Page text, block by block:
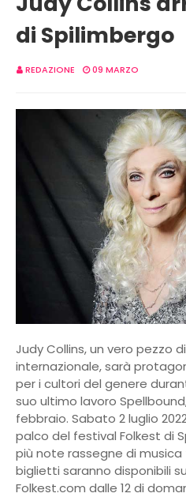
di Spilimbergo
REDAZIONE 09 MARZO
Judy Collins, un vero pezzo
internazionale, sarà
per i cultori del genere
suo ultimo lavoro
febbraio. Sabato 2 luglio
palco del festival Folkest di
più note rassegne di musica
biglietti saranno disponibili
Folkest.com dalle 12 di